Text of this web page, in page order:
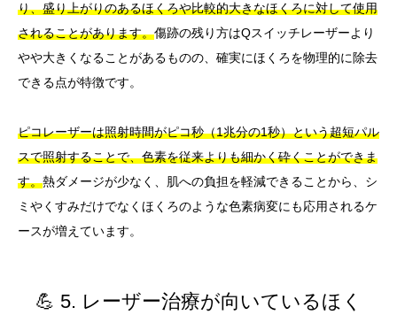
り、盛り上がりのあるほくろや比較的大きなほくろに対して使用
されることがあります。傷跡の残り方はQスイッチレーザーより
やや大きくなることがあるものの、確実にほくろを物理的に除去
できる点が特徴です。
ピコレーザーは照射時間がピコ秒（1兆分の1秒）という超短パル
スで照射することで、色素を従来よりも細かく砕くことができま
す。熱ダメージが少なく、肌への負担を軽減できることから、シ
ミやくすみだけでなくほくろのような色素病変にも応用されるケ
ースが増えています。
💪 5. レーザー治療が向いているほく